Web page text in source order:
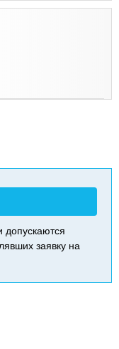
допускаются
заявку на